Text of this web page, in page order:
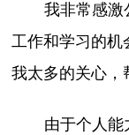
我非常感激
工作和学习的机
我太多的关心，
由于个人能